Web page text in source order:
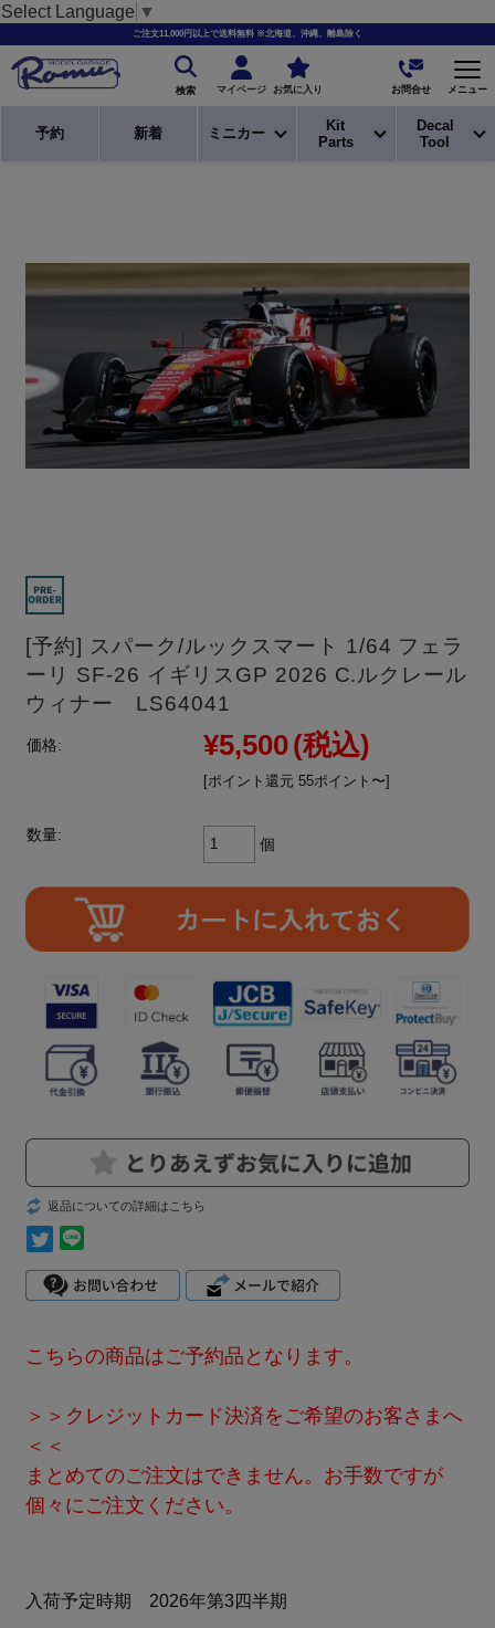
Select Language ▼
ご注文11,000円以上で送料無料 ※北海道、沖縄、離島除く
検索 マイページ お気に入り お問合せ メニュー
予約 新着 ミニカー
Kit
Parts
Decal
Tool
[予約] スパーク/ルックスマート 1/64 フェラ
ーリ SF-26 イギリスGP 2026 C.ルクレール
ウィナー LS64041
価格: ¥5,500(税込)
[ポイント還元 55ポイント〜]
数量:
個
返品についての詳細はこちら
こちらの商品はご予約品となります。
＞＞クレジットカード決済をご希望のお客さまへ
＜＜
まとめてのご注文はできません。お手数ですが
個々にご注文ください。
入荷予定時期 2026年第3四半期